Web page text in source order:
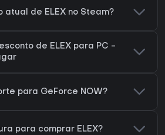
atual de ELEX no Steam?
de ELEX para PC -
para GeForce NOW?
para comprar ELEX?